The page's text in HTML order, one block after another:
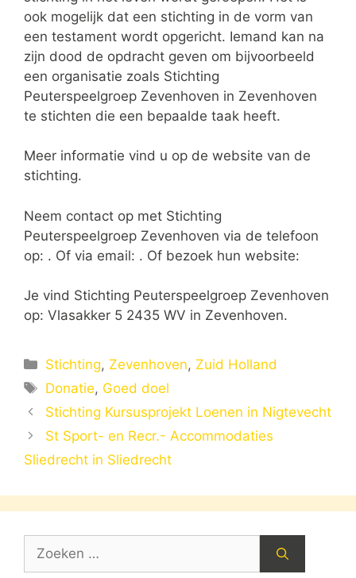
ook mogelijk dat een stichting in de vorm van
een testament wordt opgericht. Iemand kan na
zijn dood de opdracht geven om bijvoorbeeld
een organisatie zoals Stichting
Peuterspeelgroep Zevenhoven in Zevenhoven
te stichten die een bepaalde taak heeft.
Meer informatie vind u op de website van de
stichting.
Neem contact op met Stichting
Peuterspeelgroep Zevenhoven via de telefoon
op: . Of via email: . Of bezoek hun website:
Je vind Stichting Peuterspeelgroep Zevenhoven
op: Vlasakker 5 2435 WV in Zevenhoven.
Categorieën
Stichting, Zevenhoven, Zuid Holland
Tags
Donatie, Goed doel
Stichting Kursusprojekt Loenen in Nigtevecht
St Sport- en Recr.- Accommodaties
Sliedrecht in Sliedrecht
Zoek